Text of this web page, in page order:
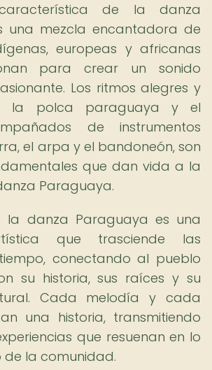
de la danza
una mezcla encantadora de
europeas y africanas
para crear un sonido
Los ritmos alegres y
la polca paraguaya y el
de instrumentos
el arpa y el bandoneón, son
que dan vida a la
Paraguaya.
la danza Paraguaya es una
que trasciende las
conectando al pueblo
su historia, sus raíces y su
Cada melodía y cada
una historia, transmitiendo
que resuenan en lo
la comunidad.